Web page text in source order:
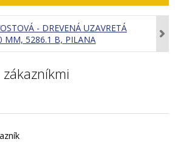
- DREVENÁ UZAVRETÁ
MM, 5286.1 B, PILANA